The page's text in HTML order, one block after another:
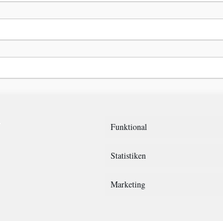
Funktional
Statistiken
Marketing